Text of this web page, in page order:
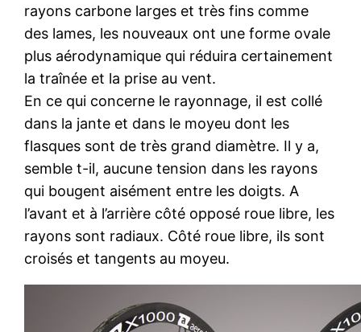
rayons carbone larges et très fins comme
des lames, les nouveaux ont une forme ovale
plus aérodynamique qui réduira certainement
la traînée et la prise au vent.
En ce qui concerne le rayonnage, il est collé
dans la jante et dans le moyeu dont les
flasques sont de très grand diamètre. Il y a,
semble t-il, aucune tension dans les rayons
qui bougent aisément entre les doigts. A
l’avant et à l’arrière côté opposé roue libre, les
rayons sont radiaux. Côté roue libre, ils sont
croisés et tangents au moyeu.